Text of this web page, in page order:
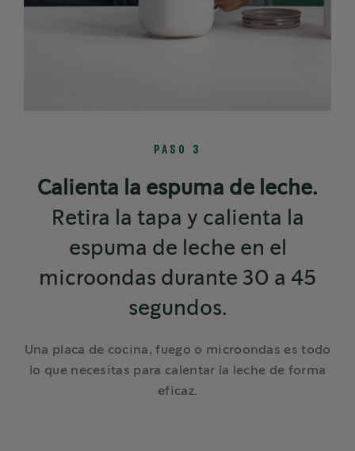
PASO 3
Calienta la espuma de leche.
Retira la tapa y calienta la
espuma de leche en el
microondas durante 30 a 45
segundos.
Una placa de cocina, fuego o microondas es todo
lo que necesitas para calentar la leche de forma
eficaz.